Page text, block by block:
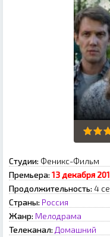
Студии: Феникс-Фильм
Премьера: 13 декабря
Продолжительность: 4
Страны: Россия
Жанр: Мелодрама
Телеканал: Домашний